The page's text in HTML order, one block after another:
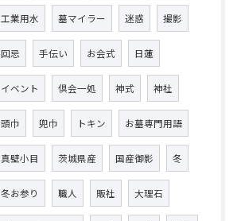
工業用水 墓マイラー 迷惑 撮影
回忌 手伝い お会式 日蓮
イベント 倶会一処 神式 神社
頭巾 兜巾 トキン お墓専門用語
真壁小目 茨城県産 国産御影 冬
冬お参り 職人 販社 大理石